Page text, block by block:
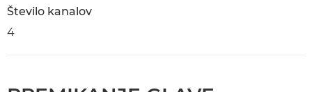
Število kanalov
4